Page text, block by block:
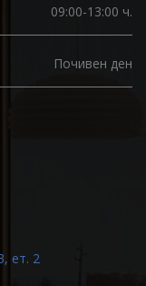
09:00-13:00 ч.
Почивен ден
ет. 2